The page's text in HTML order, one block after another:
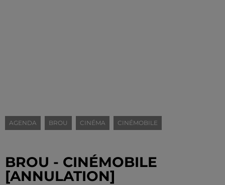
AGENDA BROU CINÉMA CINÉMOBILE
BROU - CINÉMOBILE
[ANNULATION]